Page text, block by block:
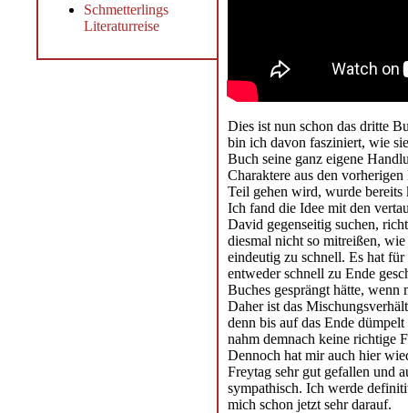
Schmetterlings
Literaturreise
Dies ist nun schon das dritte
bin ich davon fasziniert, wie
Buch seine ganz eigene
Charaktere aus den
Teil gehen wird, wurde bereits
Ich fand die Idee mit den
David gegenseitig suchen,
diesmal nicht so mitreißen,
eindeutig zu schnell. Es hat
entweder schnell zu Ende
Buches gesprängt hätte, wenn
Daher ist das
denn bis auf das Ende
nahm demnach keine richtige
Dennoch hat mir auch hier
Freytag sehr gut gefallen und
sympathisch. Ich werde
mich schon jetzt sehr darauf.